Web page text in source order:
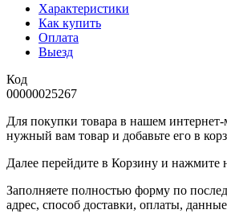
Характеристики
Как купить
Оплата
Выезд
Код
00000025267
Для покупки товара в нашем интернет-
нужный вам товар и добавьте его в
Далее перейдите в Корзину и нажмите
​​​​​​​Заполняете полностью форму по
адрес, способ доставки, оплаты,